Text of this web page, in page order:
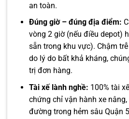
an toàn.
Đúng giờ – đúng địa điểm:
vòng 2 giờ (nếu điều depot)
sẵn trong khu vực). Chậm
do lý do bất khả kháng,
trị đơn hàng.
Tài xế lành nghề: 100% tài
chứng chỉ vận hành xe
đường trong hẻm sâu Quận